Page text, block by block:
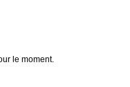
le moment.